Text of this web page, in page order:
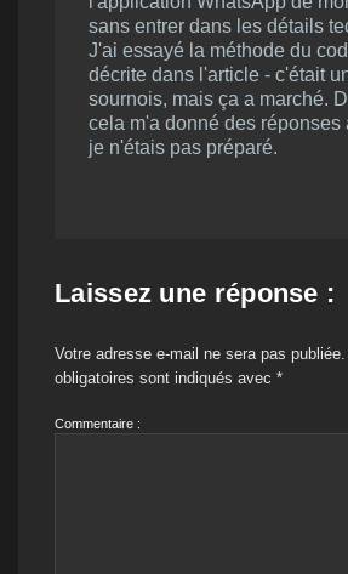
sans entrer dans les détails
J'ai essayé la méthode du
décrite dans l'article - c'était
sournois, mais ça a marché.
cela m'a donné des réponses
je n'étais pas préparé.
Laissez une réponse :
Votre adresse e-mail ne sera pas publiée.
obligatoires sont indiqués avec *
Commentaire :